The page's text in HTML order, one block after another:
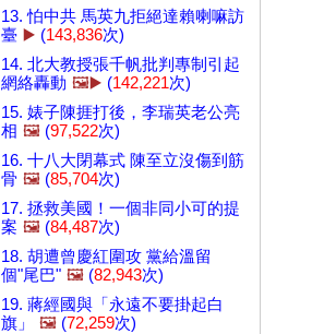
13. 怕中共 馬英九拒絕達賴喇嘛訪
臺 ▶️ (143,836次)
14. 北大教授張千帆批判專制引起
網絡轟動 🖼️▶️ (142,221次)
15. 婊子陳捱打後，李瑞英老公亮
相 🖼️ (97,522次)
16. 十八大閉幕式 陳至立沒傷到筋
骨 🖼️ (85,704次)
17. 拯救美國！一個非同小可的提
案 🖼️ (84,487次)
18. 胡遭曾慶紅圍攻 黨給溫留
個"尾巴" 🖼️ (82,943次)
19. 蔣經國與「永遠不要掛起白
旗」
🖼️ (72,259次)